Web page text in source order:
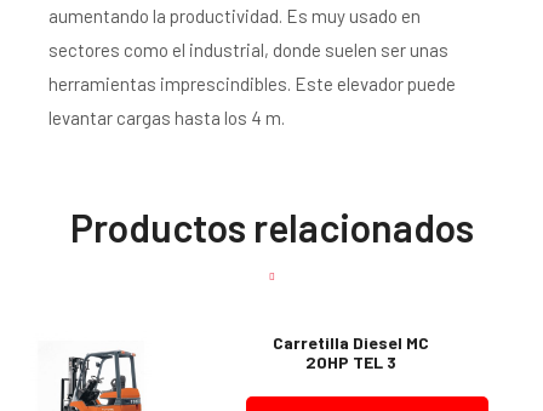
aumentando la productividad. Es muy usado en
sectores como el industrial, donde suelen ser unas
herramientas imprescindibles. Este elevador puede
levantar cargas hasta los 4 m.
Productos relacionados
Carretilla Diesel MC
20HP TEL 3